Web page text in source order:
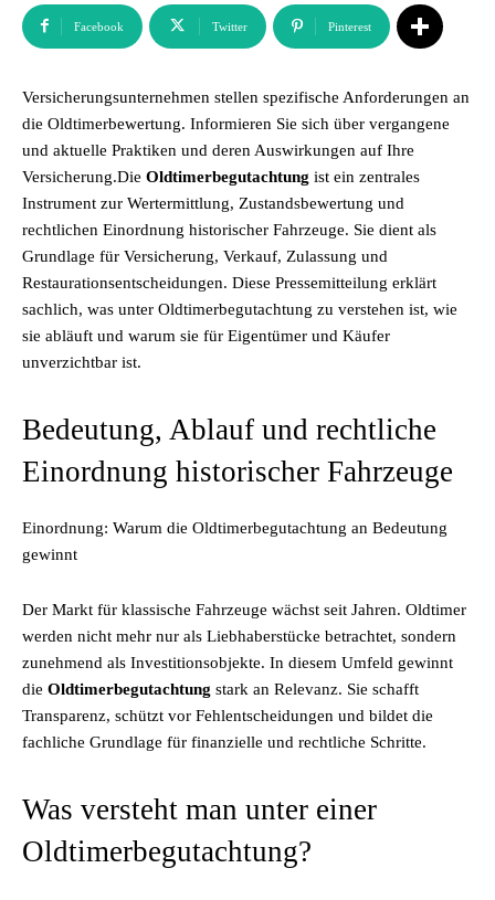
Facebook Twitter Pinterest
Versicherungsunternehmen stellen spezifische Anforderungen an
die Oldtimerbewertung. Informieren Sie sich über vergangene
und aktuelle Praktiken und deren Auswirkungen auf Ihre
Versicherung.Die Oldtimerbegutachtung ist ein zentrales
Instrument zur Wertermittlung, Zustandsbewertung und
rechtlichen Einordnung historischer Fahrzeuge. Sie dient als
Grundlage für Versicherung, Verkauf, Zulassung und
Restaurationsentscheidungen. Diese Pressemitteilung erklärt
sachlich, was unter Oldtimerbegutachtung zu verstehen ist, wie
sie abläuft und warum sie für Eigentümer und Käufer
unverzichtbar ist.
Bedeutung, Ablauf und rechtliche
Einordnung historischer Fahrzeuge
Einordnung: Warum die Oldtimerbegutachtung an Bedeutung
gewinnt
Der Markt für klassische Fahrzeuge wächst seit Jahren. Oldtimer
werden nicht mehr nur als Liebhaberstücke betrachtet, sondern
zunehmend als Investitionsobjekte. In diesem Umfeld gewinnt
die Oldtimerbegutachtung stark an Relevanz. Sie schafft
Transparenz, schützt vor Fehlentscheidungen und bildet die
fachliche Grundlage für finanzielle und rechtliche Schritte.
Was versteht man unter einer
Oldtimerbegutachtung?